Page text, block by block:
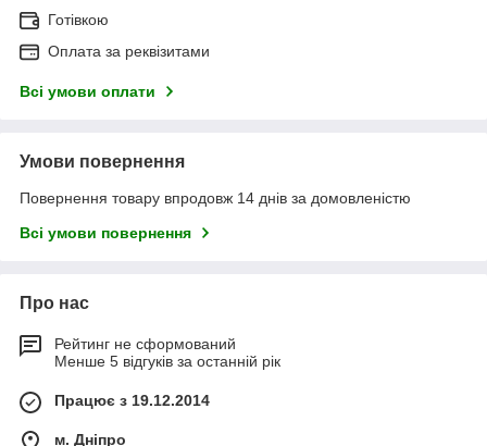
Готівкою
Оплата за реквізитами
Всі умови оплати
Умови повернення
Повернення товару впродовж 14 днів за домовленістю
Всі умови повернення
Про нас
Рейтинг не сформований
Менше 5 відгуків за останній рік
Працює з 19.12.2014
м. Дніпро